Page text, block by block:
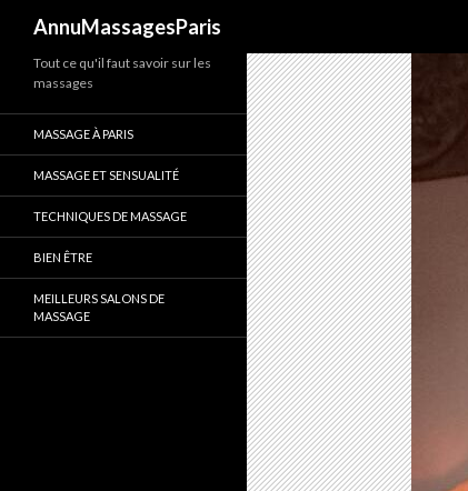
AnnuMassagesParis
Tout ce qu'il faut savoir sur les
massages
MASSAGE À PARIS
MASSAGE ET SENSUALITÉ
TECHNIQUES DE MASSAGE
BIEN ÊTRE
MEILLEURS SALONS DE
MASSAGE